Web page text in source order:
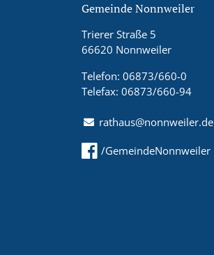
Gemeinde Nonnweiler
Trierer Straße 5
66620 Nonnweiler
Telefon: 06873/660-0
Telefax: 06873/660-94
rathaus@nonnweiler.de
/GemeindeNonnweiler